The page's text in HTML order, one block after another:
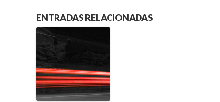
ENTRADAS RELACIONADAS